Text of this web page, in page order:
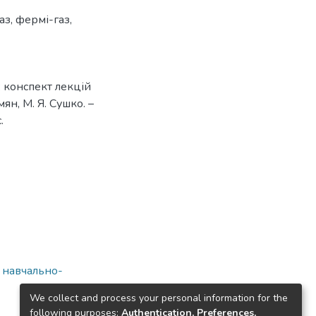
, фермі-газ,
лекцій
М. Я. Сушко. –
навчально-
We collect and process your personal information for the
following purposes: Authentication, Preferences,